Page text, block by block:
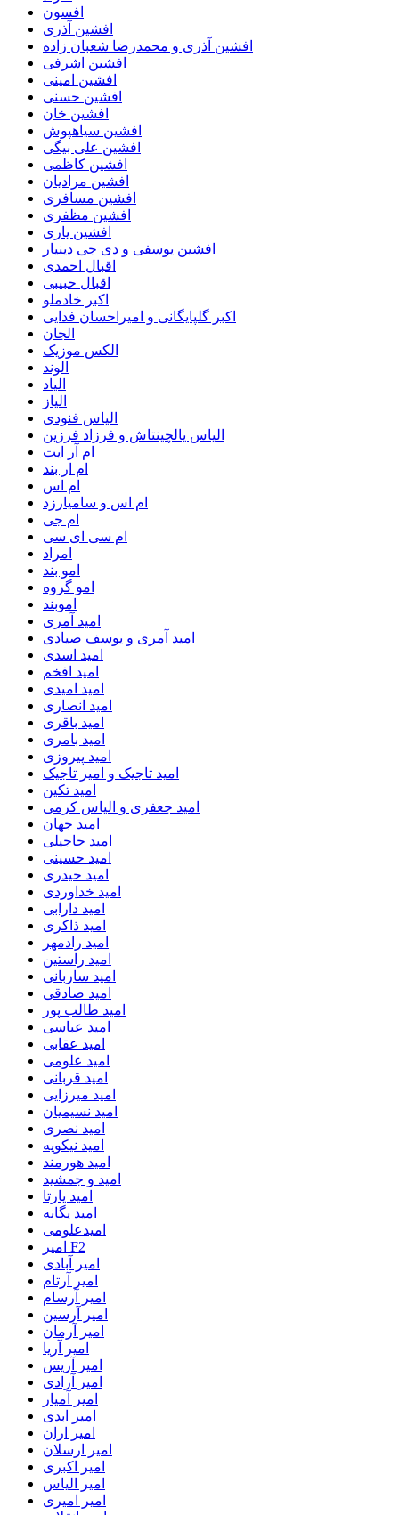
افسون
افشین آذری
افشین آذری و محمدرضا شعبان زاده
افشین اشرفی
افشین امینی
افشین حسنی
افشین خان
افشین سیاهپوش
افشین علی بیگی
افشین کاظمی
افشین مرادیان
افشین مسافری
افشین مظفری
افشین یاری
افشین یوسفی و دی جی دینیار
اقبال احمدی
اقبال حبیبی
اکبر خادملو
اکبر گلپایگانی و امیراحسان فدایی
الجان
الکس موزیک
الوند
الیاد
الیاز
الیاس فنودی
الیاس یالچینتاش و فرزاد فرزین
ام آر ایت
ام‌ ار بند
ام اس
ام اس و سامیارزد
ام جی
ام سی ای سی
امراد
امو بند
امو گروه
اموبند
امید آمری
امید آمری و یوسف صیادی
امید اسدی
امید افخم
امید امیدی
امید انصاری
امید باقری
امید بامری
امید پیروزی
امید تاجیک و امیر تاجیک
امید تکین
امید جعفری و الیاس کرمی
امید جهان
امید حاجیلی
امید حسینی
امید حیدری
امید خداوردی
امید دارابی
امید ذاکری
امید رادمهر
امید راستین
امید ساربانی
امید صادقی
امید طالب پور
امید عباسی
امید عقابی
امید علومی
امید قربانی
امید میرزایی
امید نسیمیان
امید نصری
امید نیکویه
امید هورمند
امید و جمشید
امید یارتا
امید یگانه
امیدعلومی
امیر F2
امیر آبادی
امیر آرتام
امیر آرسام
امیر آرسین
امیر آرمان
امیر آریا
امیر آریس
امیر آزادی
امیر آمیار
امیر ابدی
امیر اران
امیر ارسلان
امیر اکبری
امیر الیاس
امیر امیری